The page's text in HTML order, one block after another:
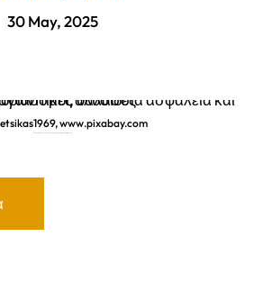
30 May, 2025
www.pixabay.com